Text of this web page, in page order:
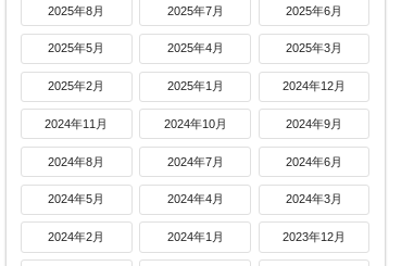
2025年8月 2025年7月 2025年6月
2025年5月 2025年4月 2025年3月
2025年2月 2025年1月 2024年12月
2024年11月 2024年10月 2024年9月
2024年8月 2024年7月 2024年6月
2024年5月 2024年4月 2024年3月
2024年2月 2024年1月 2023年12月